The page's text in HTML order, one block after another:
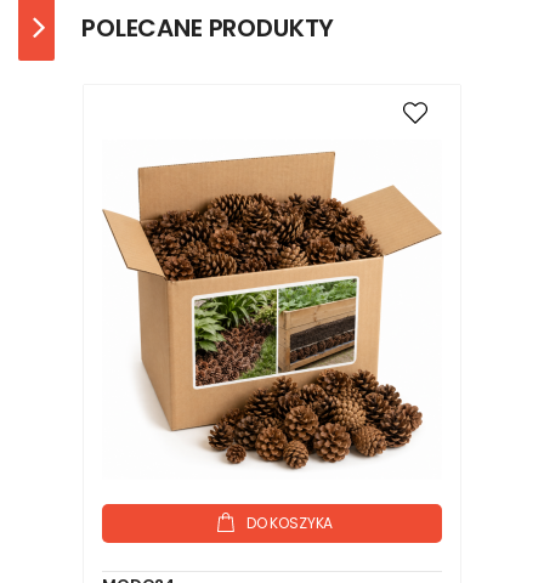
POLECANE PRODUKTY
DO KOSZYKA